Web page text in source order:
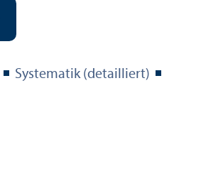
Systematik (detailliert)